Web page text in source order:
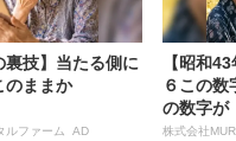
裏技】当たる側に
のままか
ルファーム AD
【昭和
６この数
の数字が
方...
株式会社